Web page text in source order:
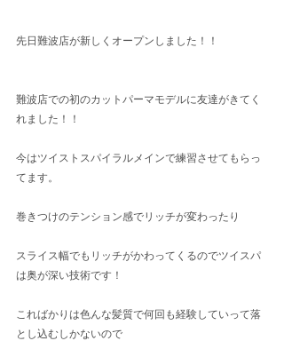
先日難波店が新しくオープンしました！！
難波店での初のカットパーマモデルに友達がきてく
れました！！
今はツイストスパイラルメインで練習させてもらっ
てます。
巻きつけのテンション感でリッチが変わったり
スライス幅でもリッチがかわってくるのでツイスパ
は奥が深い技術です！
こればかりは色んな髪質で何回も経験していって落
とし込むしかないので